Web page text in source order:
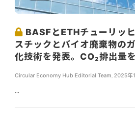
BASFとETHチューリッ
スチックとバイオ廃棄物の
化技術を発表。CO₂排出量
Circular Economy Hub Editorial Team 2025年
...